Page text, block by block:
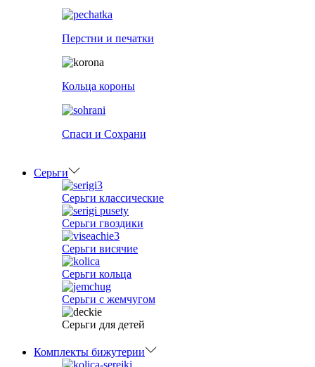
Перстни и печатки
Кольца короны
Спаси и Сохрани
Серьги
Серьги классические
Серьги гвоздики
Серьги висячие
Серьги кольца
Серьги с жемчугом
Серьги для детей
Комплекты бижутерии